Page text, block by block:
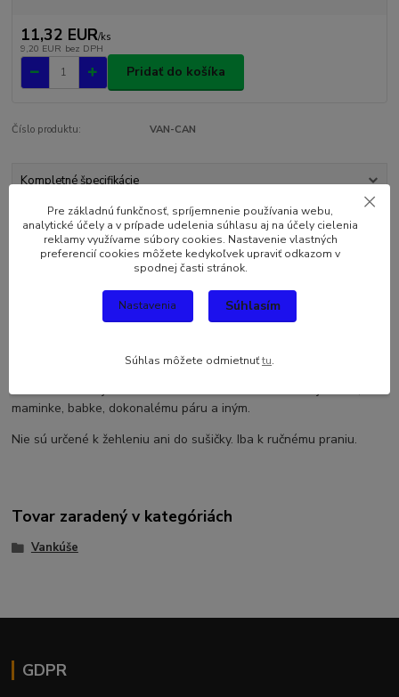
11,32 EUR/ks
9,20 EUR bez DPH
Pridať do košíka
Číslo produktu: VAN-CAN
Kompletné špecifikácie
Komentáre 0
Kompletné špecifikácie
maminke, babke, dokonalému páru a iným.
Nie sú určené k žehleniu ani do sušičky. Iba k ručnému praniu.
Tovar zaradený v kategóriách
Vankúše
GDPR
Pre základnú funkčnosť, spríjemnenie používania webu,
analytické účely a v prípade udelenia súhlasu aj na účely cielenia
reklamy využívame súbory cookies. Nastavenie vlastných
preferencií cookies môžete kedykoľvek upraviť odkazom v
spodnej časti stránok.
Nastavenia Súhlasím
Súhlas môžete odmietnuťtu.